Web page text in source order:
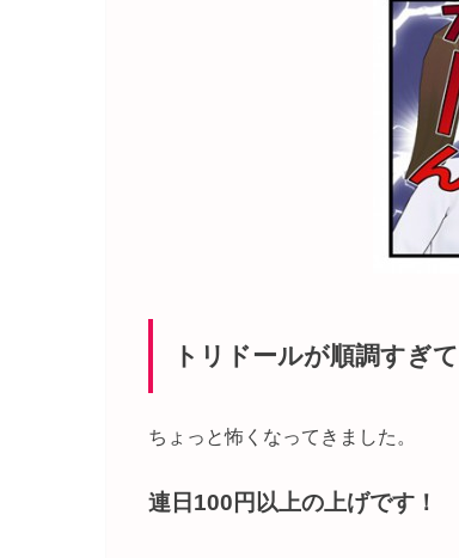
トリドールが順調すぎて
ちょっと怖くなってきました。
連日100円以上の上げです！